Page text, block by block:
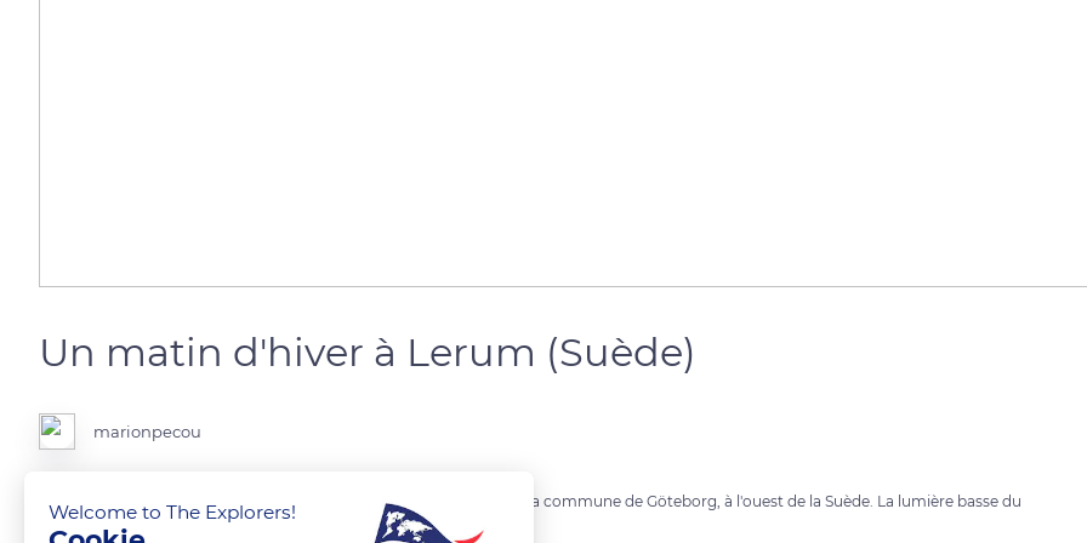
Un matin d'hiver à Lerum (Suède)
marionpecou
Le lac de Lerum, un matin d'hiver. Cette petite localité fait partie de la commune de Göteborg, à l'ouest de la Suède. La lumière basse du
soleil crée une atmosphère propice au calme (et aux jolies photos !).
Welcome to The Explorers!